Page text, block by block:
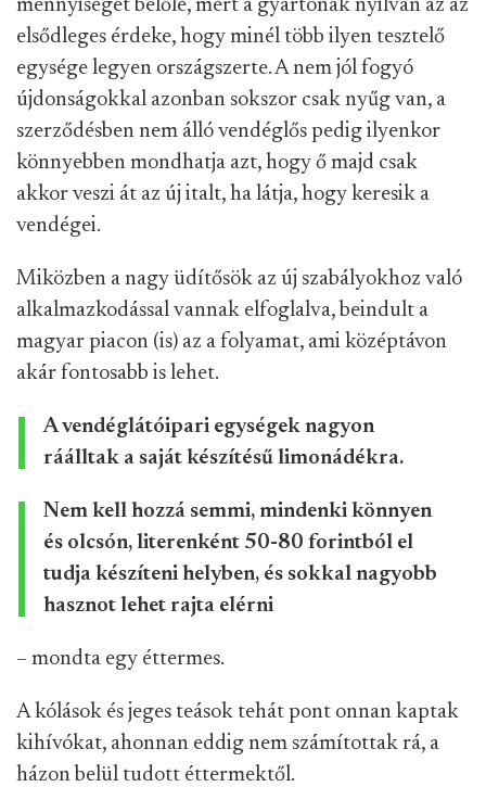
mennyiséget belőle, mert a gyártónak nyilván az az
elsődleges érdeke, hogy minél több ilyen tesztelő
egysége legyen országszerte. A nem jól fogyó
újdonságokkal azonban sokszor csak nyűg van, a
szerződésben nem álló vendéglős pedig ilyenkor
könnyebben mondhatja azt, hogy ő majd csak
akkor veszi át az új italt, ha látja, hogy keresik a
vendégei.
Miközben a nagy üdítősök az új szabályokhoz való
alkalmazkodással vannak elfoglalva, beindult a
magyar piacon (is) az a folyamat, ami középtávon
akár fontosabb is lehet.
A vendéglátóipari egységek nagyon
ráálltak a saját készítésű limonádékra.
Nem kell hozzá semmi, mindenki könnyen
és olcsón, literenként 50-80 forintból el
tudja készíteni helyben, és sokkal nagyobb
hasznot lehet rajta elérni
– mondta egy éttermes.
A kólások és jeges teások tehát pont onnan kaptak
kihívókat, ahonnan eddig nem számítottak rá, a
házon belül tudott éttermektől.